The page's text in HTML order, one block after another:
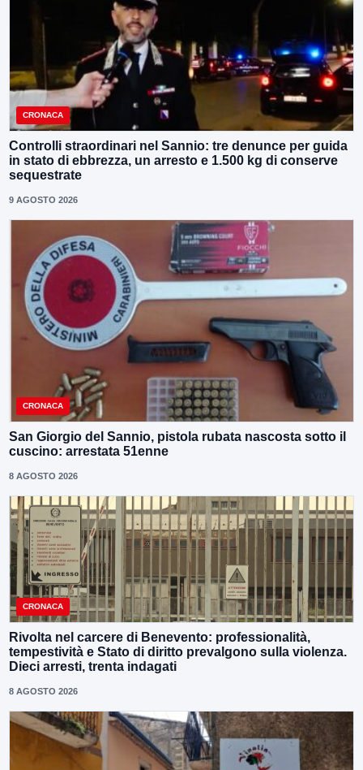
CRONACA
Controlli straordinari nel Sannio: tre denunce per guida
in stato di ebbrezza, un arresto e 1.500 kg di conserve
sequestrate
9 AGOSTO 2026
CRONACA
San Giorgio del Sannio, pistola rubata nascosta sotto il
cuscino: arrestata 51enne
8 AGOSTO 2026
CRONACA
Rivolta nel carcere di Benevento: professionalità,
tempestività e Stato di diritto prevalgono sulla violenza.
Dieci arresti, trenta indagati
8 AGOSTO 2026